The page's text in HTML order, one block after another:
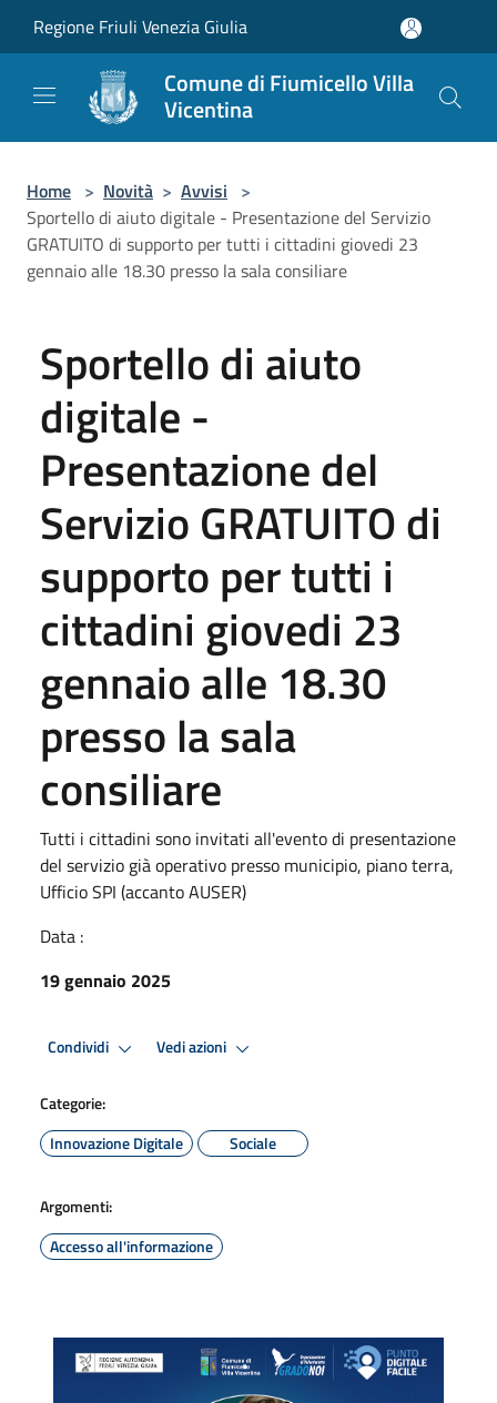
Regione Friuli Venezia Giulia
Comune di Fiumicello Villa
Vicentina
Home > Novità > Avvisi >
Sportello di aiuto digitale - Presentazione del Servizio
GRATUITO di supporto per tutti i cittadini giovedi 23
gennaio alle 18.30 presso la sala consiliare
Sportello di aiuto
digitale -
Presentazione del
Servizio GRATUITO di
supporto per tutti i
cittadini giovedi 23
gennaio alle 18.30
presso la sala
consiliare
Tutti i cittadini sono invitati all'evento di presentazione
del servizio già operativo presso municipio, piano terra,
Ufficio SPI (accanto AUSER)
Data :
19 gennaio 2025
Condividi Vedi azioni
Categorie:
Innovazione Digitale
Sociale
Argomenti:
Accesso all'informazione